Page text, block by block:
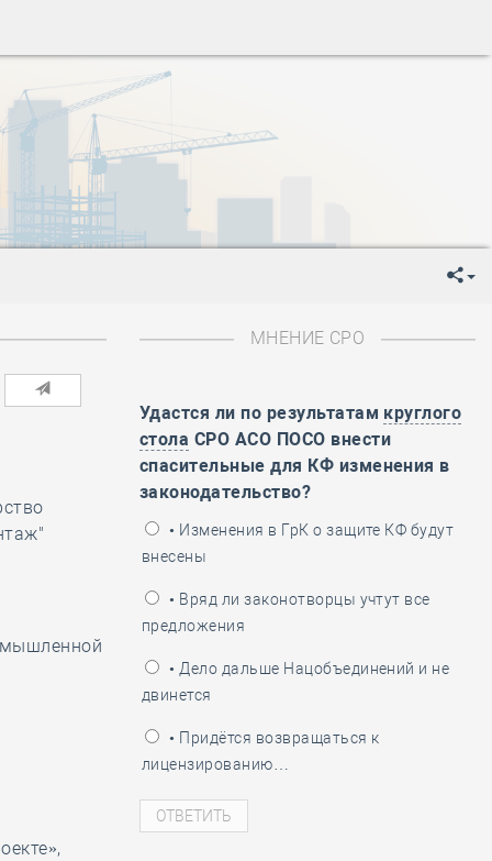
День Государственного флага Российской Федерации
-День знаний
День сотрудника органов внутренних дел РФ
День полного освобождения Ленинграда от фашистской
Весны и Труда
Победы!
День Государственного флага Российской Федерации
День сотрудника органов внутренних дел РФ
День полного освобождения Ленинграда от фашистской
пограничника
МНЕНИЕ СРО
Удастся ли по результатам круглого
стола СРО АСО ПОСО внести
спасительные для КФ изменения в
законодательство?
• Изменения в ГрК о защите КФ будут
внесены
• Вряд ли законотворцы учтут все
предложения
• Дело дальше Нацобъединений и не
двинется
• Придётся возвращаться к
лицензированию…